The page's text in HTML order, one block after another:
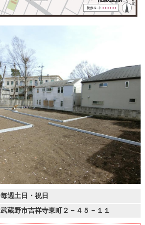
毎週土日・祝日
武蔵野市吉祥寺東町２－４５－１１